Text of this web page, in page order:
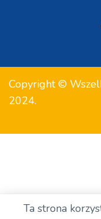
Copyright ©
2024.
Ta strona